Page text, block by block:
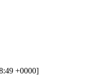
+0000]